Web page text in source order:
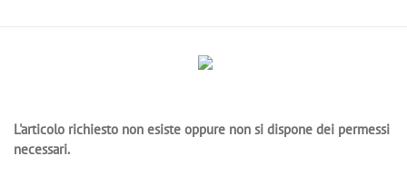
L'articolo richiesto non esiste oppure non si dispone dei permessi
necessari.